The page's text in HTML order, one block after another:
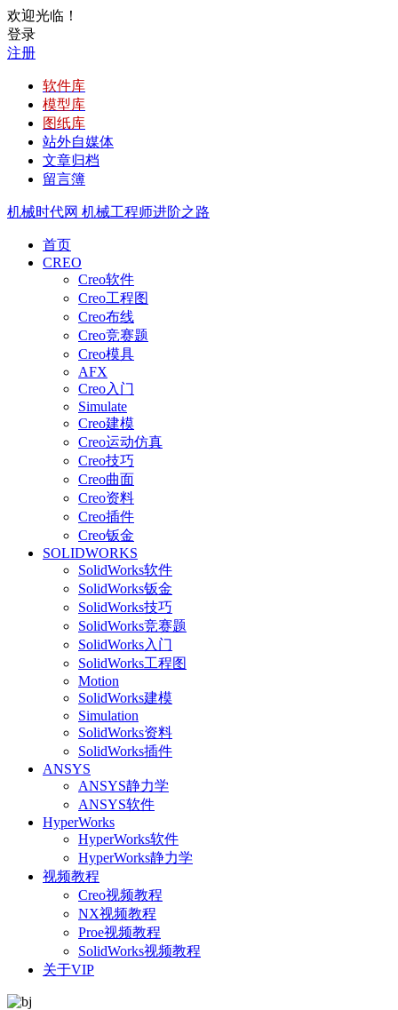
欢迎光临！
登录
注册
软件库
模型库
图纸库
站外自媒体
文章归档
留言簿
机械时代网 机械工程师进阶之路
首页
CREO
Creo软件
Creo工程图
Creo布线
Creo竞赛题
Creo模具
AFX
Creo入门
Simulate
Creo建模
Creo运动仿真
Creo技巧
Creo曲面
Creo资料
Creo插件
Creo钣金
SOLIDWORKS
SolidWorks软件
SolidWorks钣金
SolidWorks技巧
SolidWorks竞赛题
SolidWorks入门
SolidWorks工程图
Motion
SolidWorks建模
Simulation
SolidWorks资料
SolidWorks插件
ANSYS
ANSYS静力学
ANSYS软件
HyperWorks
HyperWorks软件
HyperWorks静力学
视频教程
Creo视频教程
NX视频教程
Proe视频教程
SolidWorks视频教程
关于VIP